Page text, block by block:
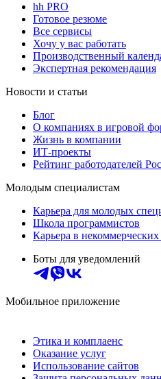
hh PRO
Готовое резюме
Все сервисы
Хочу у вас работать
Производственный
Экспертная рекомендация
Новости и статьи
Блог
О компаниях в игровой
Жизнь в компании
ИТ-проекты
Рейтинг работодателей
Молодым специалистам
Карьера для молодых
Школа программистов
Карьера в
Боты для уведомлений
Мобильное приложение
Этика и комплаенс
Оказание услуг
Использование сайтов